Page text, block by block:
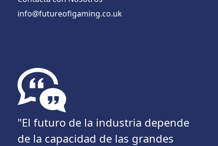
info@futureofigaming.co.uk
"El futuro de la industria depende
de la capacidad de las grandes